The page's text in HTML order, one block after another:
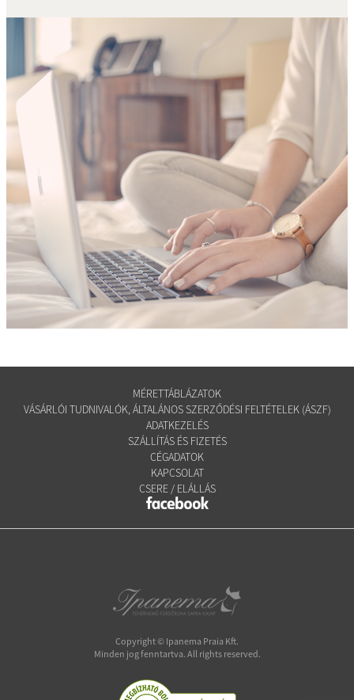
MÉRETTÁBLÁZATOK
VÁSÁRLÓI TUDNIVALÓK, ÁLTALÁNOS SZERZŐDÉSI FELTÉTELEK (ÁSZF)
ADATKEZELÉS
SZÁLLÍTÁS ÉS FIZETÉS
CÉGADATOK
KAPCSOLAT
CSERE / ELÁLLÁS
Copyright © Ipanema Praia Kft.
Minden jog fenntartva. All rights reserved.